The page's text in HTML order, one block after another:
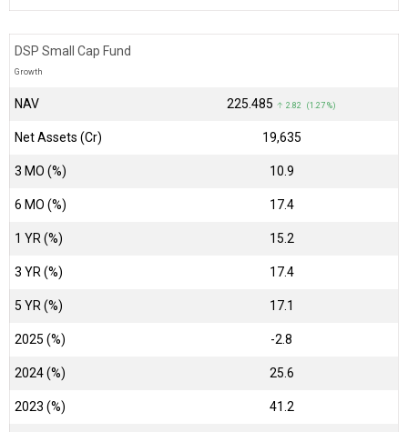
DSP Small Cap Fund
Growth
NAV ₹225.485 ↑ 2.82 (1.27 %)
Net Assets (Cr) ₹19,635
3 MO (%) 10.9
6 MO (%) 17.4
1 YR (%) 15.2
3 YR (%) 17.4
5 YR (%) 17.1
2025 (%) -2.8
2024 (%) 25.6
2023 (%) 41.2